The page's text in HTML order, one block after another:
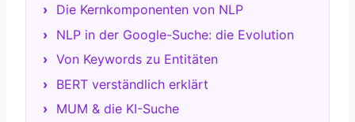
Die Kernkomponenten von NLP
NLP in der Google-Suche: die Evolution
Von Keywords zu Entitäten
BERT verständlich erklärt
MUM & die KI-Suche